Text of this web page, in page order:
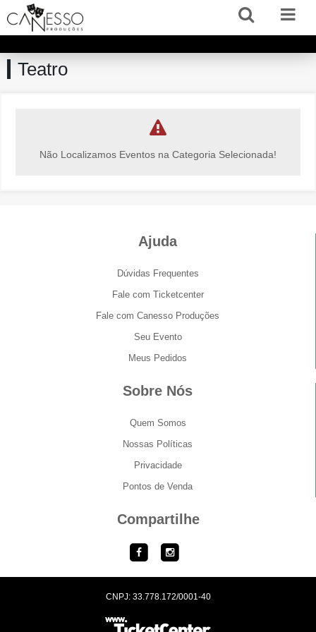
Teatro
Não Localizamos Eventos na Categoria Selecionada!
Ajuda
Dúvidas Frequentes
Fale com Ticketcenter
Fale com Canesso Produções
Seu Evento
Meus Pedidos
Sobre Nós
Quem Somos
Nossas Políticas
Privacidade
Pontos de Venda
Compartilhe
CNPJ: 33.778.172/0001-40